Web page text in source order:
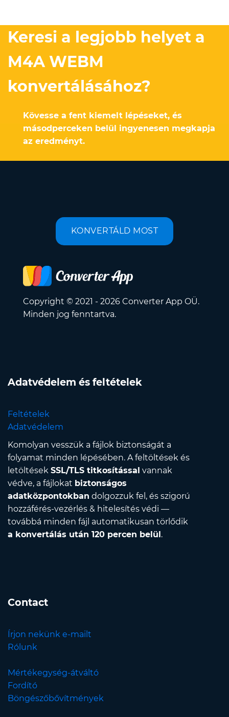
Keresi a legjobb helyet a
M4A WEBM
konvertálásához?
Kövesse a fent kiemelt lépéseket, és
másodperceken belül ingyenesen megkapja
az eredményt.
KONVERTÁLD MOST
Copyright © 2021 - 2026 Converter App OÜ.
Minden jog fenntartva.
Adatvédelem és feltételek
Feltételek
Adatvédelem
Komolyan vesszük a fájlok biztonságát a
folyamat minden lépésében. A feltöltések és
letöltések SSL/TLS titkosítással vannak
védve, a fájlokat biztonságos
adatközpontokban dolgozzuk fel, és szigorú
hozzáférés-vezérlés & hitelesítés védi —
továbbá minden fájl automatikusan törlődik
a konvertálás után 120 percen belül.
Contact
Írjon nekünk e-mailt
Rólunk
Mértékegység-átváltó
Fordító
Böngészőbővítmények